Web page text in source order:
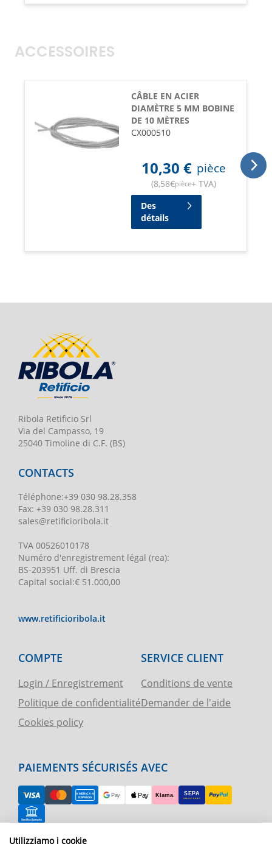
ACCESSOIRES
CÂBLE EN ACIER
DIAMÈTRE 5 MM BOBINE
DE 10 MÈTRES
CX000510
10,30 € pièce
(8,58€pièce+ TVA)
Des
détails
Ribola Retificio Srl
Via del Campasso, 19
25040 Timoline di C.F. (BS)
CONTACTS
Téléphone:+39 030 98.28.358
Fax: +39 030 98.28.311
sales@retificioribola.it
TVA 00526010178
Numéro d'enregistrement légal (rea):
BS-203951 Uff. di Brescia
Capital social:€ 51.000,00
www.retificioribola.it
COMPTE
Login / Enregistrement
Politique de confidentialité
Cookies policy
SERVICE CLIENT
Conditions de vente
Demander de l'aide
PAIEMENTS SÉCURISÉS AVEC
Utilizziamo i cookie